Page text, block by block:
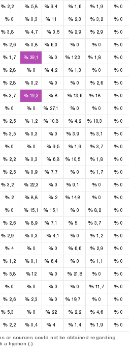
% 2,2 % 5,8 % 9,4 % 1,6 % 1,9 % 0
% 0 % 0,3 %11 % 2,3 % 3,2 % 0
% 3,8 % 4,7 % 3,5 % 2,9 % 2,9 % 0
% 2,6 % 0,8 % 6,3 % 0 % 0 % 0
% 1,7 %39,1 % 0 %12,3 % 1,8 % 0
% 2,8 % 0 % 4,2 % 1,3 % 0 % 0
% 2,8 % 0,2 % 0 % 0 % 2,6 % 0
% 3,7 %19,3 % 8 %13,6 %18 % 0
% 0 % 0 %27,1 % 0 % 0 % 0
% 2,5 % 1,2 %10,8 % 4,2 %10,3 % 0
% 3,5 % 0,3 % 0 % 3,9 % 3,1 % 0
% 0 % 0 % 9,5 % 1,9 % 3,7 % 0
% 2,2 % 0,3 % 6,8 %10,5 % 1,8 % 0
% 2,5 % 0,9 % 7,7 % 0 % 1,7 % 0
% 3,2 %22,3 % 0 % 9,1 % 0 % 0
% 2 % 8,8 % 2 %14,8 % 0 % 0
% 0 %15,1 %15,1 % 0 % 8,2 % 0
% 2,6 % 8,9 % 7,1 % 5 % 3,7 % 0
% 2,9 % 0,3 % 4,1 % 0 % 1,2 % 0
% 4 % 0 % 0 % 6,6 % 2,9 % 0
% 1,2 % 0,1 % 6,4 % 0 % 1,1 % 0
% 5,8 %12 % 0 %21,8 % 0 % 0
% 0 % 0 % 0 % 0 %11,7 % 0
% 2,6 % 2,3 % 0 %19,7 % 0 % 0
% 5,3 % 0 %22 % 2,2 % 4,6 % 0
% 2,2 % 0,4 % 4 % 1,4 % 1,9 % 0
or sources could not be obtained regarding
hyphen (-).